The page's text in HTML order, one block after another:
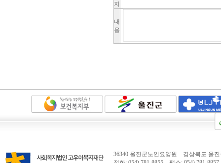
지
내
용
36340 울진군노인요양원 경상북도 울진